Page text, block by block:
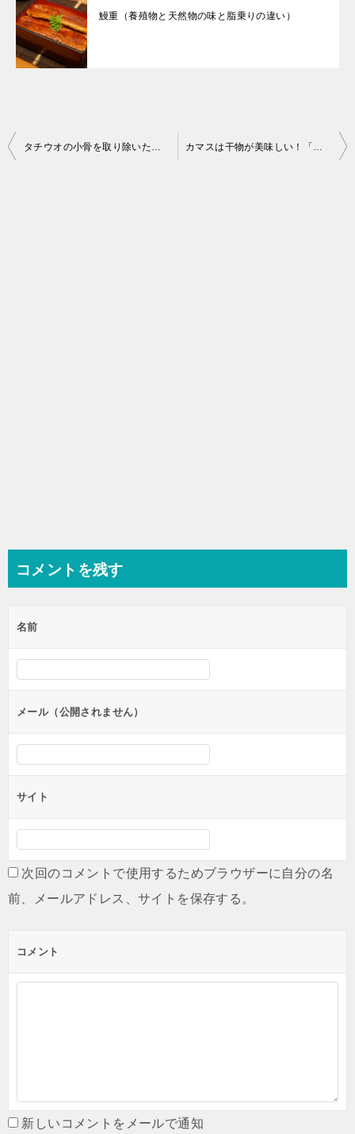
鰻重（養殖物と天然物の味と脂乗りの違い）
投
タチウオの小骨を取り除いた食べやすい「塩焼き」の作り方 カマスは干物が美味しい！「カマスの一夜干し」の作り方
コメントを残す
名前
メール（公開されません）
サイト
次回のコメントで使用するためブラウザーに自分の名
前、メールアドレス、サイトを保存する。
コメント
新しいコメントをメールで通知